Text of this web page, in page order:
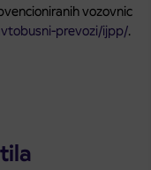
vozovnic
prevozi/ijpp/.